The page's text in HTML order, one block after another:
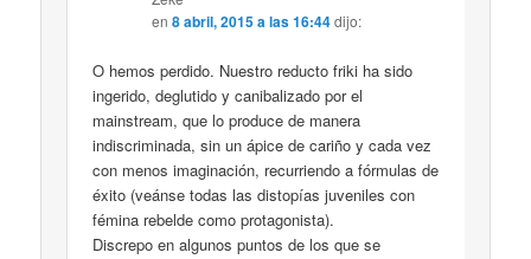
en8 abril, 2015 a las 16:44dijo:
O hemos perdido. Nuestro reducto friki ha sido
ingerido, deglutido y canibalizado por el
mainstream, que lo produce de manera
indiscriminada, sin un ápice de cariño y cada vez
con menos imaginación, recurriendo a fórmulas de
éxito (veánse todas las distopías juveniles con
fémina rebelde como protagonista).
Discrepo en algunos puntos de los que se